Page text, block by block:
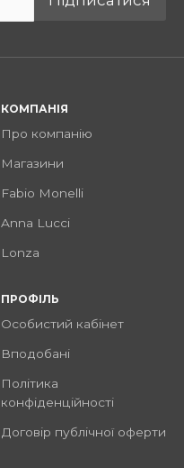
КОМПАНІЯ
Про компанію
Магазини
Fabio Monelli
Anna Lucci
Lonza
ПРОФІЛЬ
Особистий кабінет
Вподобані
Політика
конфіденційності
Договір публічної оферти